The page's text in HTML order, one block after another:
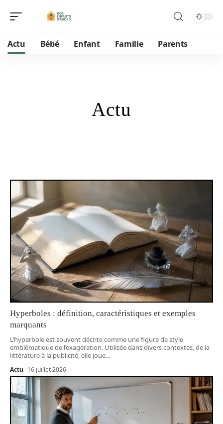
Actu Bébé Enfant Famille Parents
Actu
Hyperboles : définition, caractéristiques et exemples
marquants
L’hyperbole est souvent décrite comme une figure de style
emblématique de l’exagération. Utilisée dans divers contextes, de la
littérature à la publicité, elle joue…
Actu 16 juillet 2026